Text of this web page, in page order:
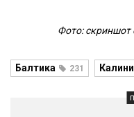
Фото: скриншот
Балтика 231